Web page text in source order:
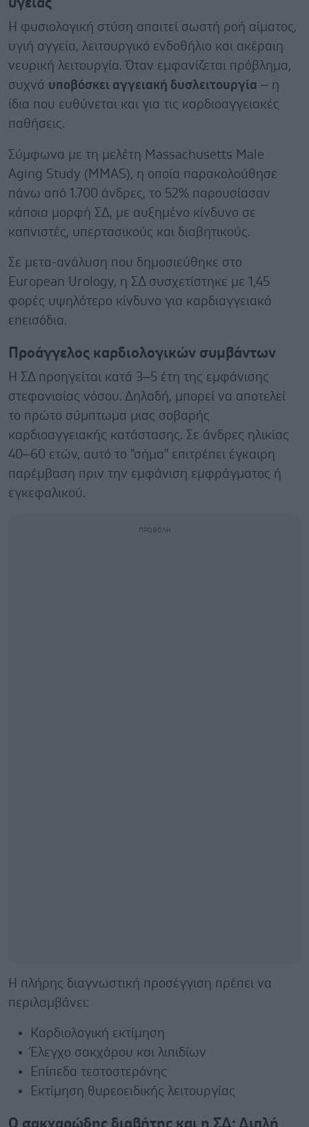
Η φυσιολογική στύση απαιτεί σωστή ροή αίματος,
υγιή αγγεία, λειτουργικό ενδοθήλιο και ακέραιη
νευρική λειτουργία. Όταν εμφανίζεται πρόβλημα,
συχνά υποβόσκει αγγειακή δυσλειτουργία – η
ίδια που ευθύνεται και για τις καρδιοαγγειακές
παθήσεις.
Σύμφωνα με τη μελέτη Massachusetts Male
Aging Study (MMAS), η οποία παρακολούθησε
πάνω από 1.700 άνδρες, το 52% παρουσίασαν
κάποια μορφή ΣΔ, με αυξημένο κίνδυνο σε
καπνιστές, υπερτασικούς και διαβητικούς.
Σε μετα-ανάλυση που δημοσιεύθηκε στο
European Urology, η ΣΔ συσχετίστηκε με 1,45
φορές υψηλότερο κίνδυνο για καρδιαγγειακά
επεισόδια.
Προάγγελος καρδιολογικών συμβάντων
Η ΣΔ προηγείται κατά 3–5 έτη της εμφάνισης
στεφανιαίας νόσου. Δηλαδή, μπορεί να αποτελεί
το πρώτο σύμπτωμα μιας σοβαρής
καρδιοαγγειακής κατάστασης. Σε άνδρες ηλικίας
40–60 ετών, αυτό το "σήμα" επιτρέπει έγκαιρη
παρέμβαση πριν την εμφάνιση εμφράγματος ή
εγκεφαλικού.
Η πλήρης διαγνωστική προσέγγιση πρέπει να
περιλαμβάνει:
Καρδιολογική εκτίμηση
Έλεγχο σακχάρου και λιπιδίων
Επίπεδα τεστοστερόνης
Εκτίμηση θυρεοειδικής λειτουργίας
Ο σακχαρώδης διαβήτης και η ΣΔ: Διπλή